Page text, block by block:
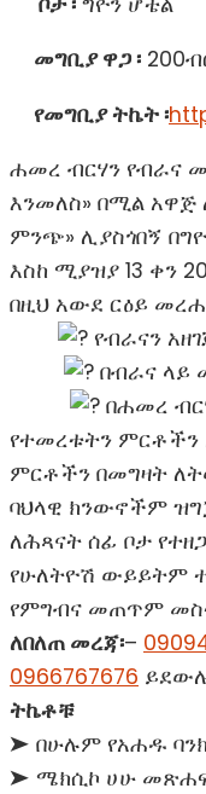
መግቢያ ዋጋ ፡
የመግቢያ ትኬት ፡
ሐመረ ብርሃን የብራና
እንመለስ» በሚል አዋጅ
ምንጭ» ሊያስጎበኝ
እስከ ሚያዝያ 13 ቀን
በዚህ አውደ ርዕይ
የብራናን
በብራና ላይ
በሐመረ
የተመረቱትን ምርቶችን
ምርቶችን በመግዛት
ባህላዊ ክንውኖችም
ለሕጻናት ሰፊ ቦታ
የሁለትዮሽ ውይይትም
የምግብና መጠጥም
ለበለጠ መረጃ፡–
0966767676
ትኬቶቹ
➤ በሁሉም የአሐዱ ባንክ
➤ ሜክሲኮ ሀሁ